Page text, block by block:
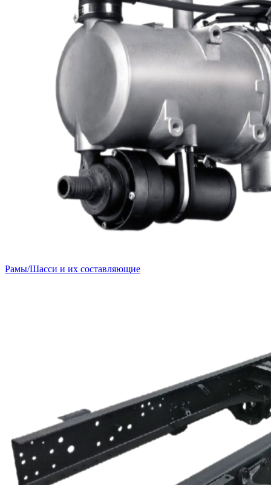
Рамы/Шасси и их составляющие